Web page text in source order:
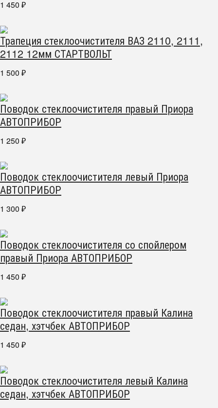
1 450 ₽
Трапеция стеклоочистителя ВАЗ 2110, 2111,
2112 12мм СТАРТВОЛЬТ
1 500 ₽
Поводок стеклоочистителя правый Приора
АВТОПРИБОР
1 250 ₽
Поводок стеклоочистителя левый Приора
АВТОПРИБОР
1 300 ₽
Поводок стеклоочистителя со спойлером
правый Приора АВТОПРИБОР
1 450 ₽
Поводок стеклоочистителя правый Калина
седан, хэтчбек АВТОПРИБОР
1 450 ₽
Поводок стеклоочистителя левый Калина
седан, хэтчбек АВТОПРИБОР